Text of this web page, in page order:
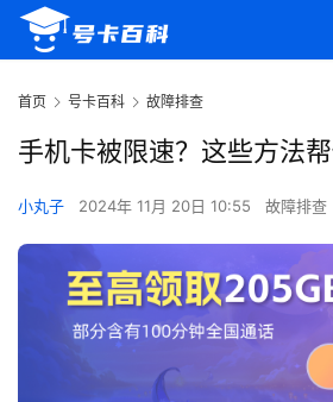
首页 号卡百科 故障排查
手机卡被限速？这些方法
小丸子 2024年 11月 20日 10:55 故障排查